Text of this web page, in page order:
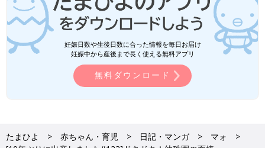
妊娠日数や生後日数に合った情報を毎日お届け
妊娠中から産後まで長く使える無料アプリ
無料ダウンロード
たまひよ 赤ちゃん・育児 日記・マンガ
マォ